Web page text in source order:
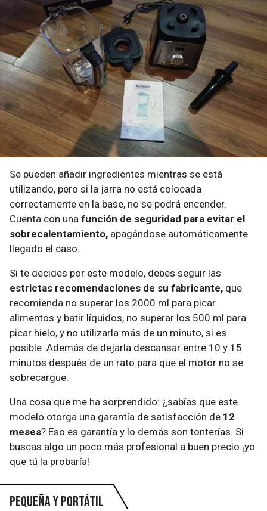
Se pueden añadir ingredientes mientras se está
utilizando, pero si la jarra no está colocada
correctamente en la base, no se podrá encender.
Cuenta con una función de seguridad para evitar el
sobrecalentamiento, apagándose automáticamente
llegado el caso.
Si te decides por este modelo, debes seguir las
estrictas recomendaciones de su fabricante, que
recomienda no superar los 2000 ml para picar
alimentos y batir líquidos, no superar los 500 ml para
picar hielo, y no utilizarla más de un minuto, si es
posible. Además de dejarla descansar entre 10 y 15
minutos después de un rato para que el motor no se
sobrecargue.
Una cosa que me ha sorprendido: ¿sabías que este
modelo otorga una garantía de satisfacción de 12
meses? Eso es garantía y lo demás son tonterías. Si
buscas algo un poco más profesional a buen precio ¡yo
que tú la probaría!
Pequeña y portátil